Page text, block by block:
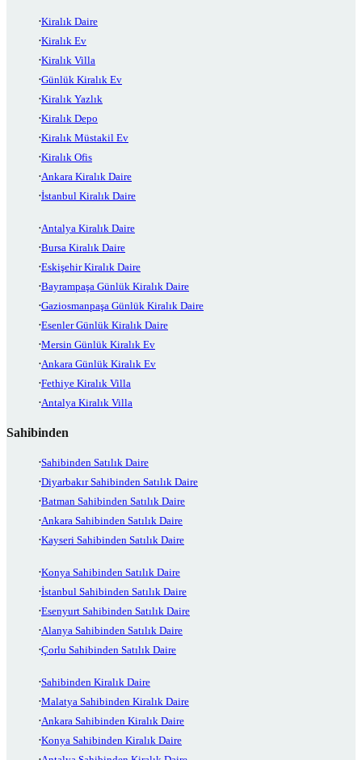
Kiralık Daire
Kiralık Ev
Kiralık Villa
Günlük Kiralık Ev
Kiralık Yazlık
Kiralık Depo
Kiralık Müstakil Ev
Kiralık Ofis
Ankara Kiralık Daire
İstanbul Kiralık Daire
Antalya Kiralık Daire
Bursa Kiralık Daire
Eskişehir Kiralık Daire
Bayrampaşa Günlük Kiralık Daire
Gaziosmanpaşa Günlük Kiralık Daire
Esenler Günlük Kiralık Daire
Mersin Günlük Kiralık Ev
Ankara Günlük Kiralık Ev
Fethiye Kiralık Villa
Antalya Kiralık Villa
Sahibinden
Sahibinden Satılık Daire
Diyarbakır Sahibinden Satılık Daire
Batman Sahibinden Satılık Daire
Ankara Sahibinden Satılık Daire
Kayseri Sahibinden Satılık Daire
Konya Sahibinden Satılık Daire
İstanbul Sahibinden Satılık Daire
Esenyurt Sahibinden Satılık Daire
Alanya Sahibinden Satılık Daire
Çorlu Sahibinden Satılık Daire
Sahibinden Kiralık Daire
Malatya Sahibinden Kiralık Daire
Ankara Sahibinden Kiralık Daire
Konya Sahibinden Kiralık Daire